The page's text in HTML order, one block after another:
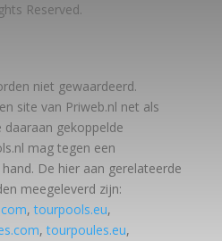
Reserved.
niet gewaardeerd.
site van Priweb.nl net als
daaraan gekoppelde
mag tegen een
De hier aan gerelateerde
meegeleverd zijn:
,tourpools.eu,
,tourpoules.eu,